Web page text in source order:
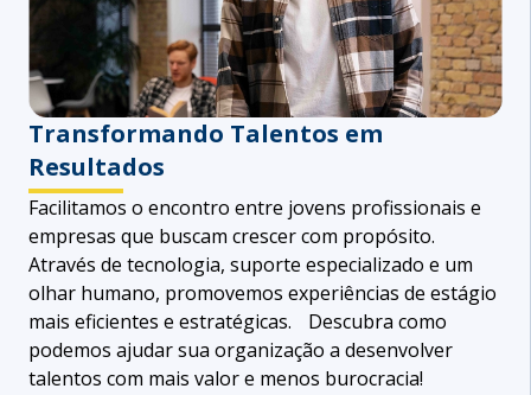
Transformando Talentos em
Resultados
Facilitamos o encontro entre jovens profissionais e
empresas que buscam crescer com propósito.
Através de tecnologia, suporte especializado e um
olhar humano, promovemos experiências de estágio
mais eficientes e estratégicas. Descubra como
podemos ajudar sua organização a desenvolver
talentos com mais valor e menos burocracia!